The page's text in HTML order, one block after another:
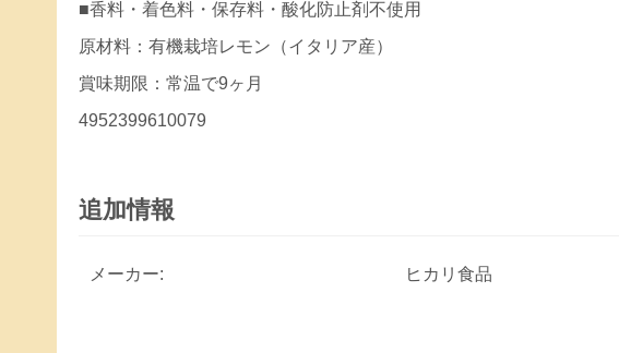
■香料・着色料・保存料・酸化防止剤不使用
原材料：有機栽培レモン（イタリア産）
賞味期限：常温で9ヶ月
4952399610079
追加情報
メーカー: ヒカリ食品